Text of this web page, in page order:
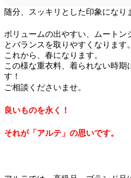
随分、スッキリとした印象になり
ボリュームの出やすい、ムートン
とバランスを取りやすくなります。
これから、春になります。
この様な重衣料、着られない時期
す！
ご相談くださいませ。
良いものを永く！
それが「アルテ」の思いです。